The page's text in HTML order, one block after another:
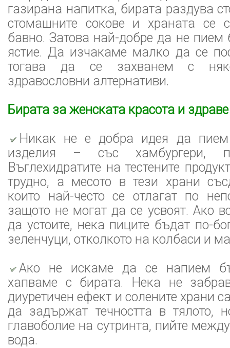
газирана напитка, бирата раздува
стомашните сокове и храната се
бавно. Затова най-добре да не пием
ястие. Да изчакаме малко да се
тогава да се захванем с
здравословни алтернативи.
Бирата за женската красота и здраве
Никак не е добра идея да пием
изделия – със хамбургери,
Въглехидратите на тестените
трудно, а месото в тези храни
които най-често се отлагат по
защото не могат да се усвоят. Ако
да устоите, нека пиците бъдат по-
зеленчуци, отколкото на колбаси и
Ако не искаме да се напием
хапваме с бирата. Нека не
диуретичен ефект и солените храни
да задържат течността в тялото,
главоболие на сутринта, пийте
вода.